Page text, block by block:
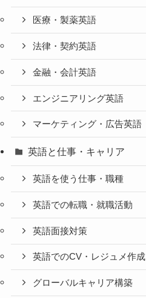
医療・製薬英語
法律・契約英語
金融・会計英語
エンジニアリング英語
マーケティング・広告英語
英語と仕事・キャリア
英語を使う仕事・職種
英語での転職・就職活動
英語面接対策
英語でのCV・レジュメ作成
グローバルキャリア構築